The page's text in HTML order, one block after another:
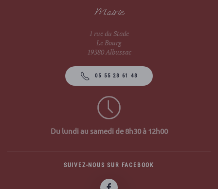
Mairie
1 rue du Stade
Le Bourg
19380 Albussac
05 55 28 61 48
Du lundi au samedi de 8h30 à 12h00
SUIVEZ-NOUS SUR FACEBOOK